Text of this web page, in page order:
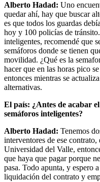
Alberto Hadad: Uno
quedar ahí, hay que buscar
es que todos los guardas
hoy y 100 policías de
inteligentes, recomendé que
semáforos donde se tienen
movilidad. ¿Qué es la
hacer que en las horas pico
entonces mientras se
alternativas.
El país: ¿Antes de acabar
semáforos inteligentes?
Alberto Hadad: Tenemos
interventores de ese
Universidad del Valle,
que haya que pagar porque
pasa. Todo apunta, y espero
liquidación del contrato y